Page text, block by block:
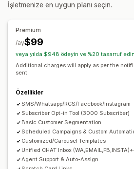
Özel segmentler Kabul etme
İş akışı otomasyonu
Sepet kurtarma
Sipariş onayları Ürün önerileri
Hoş geldiniz mesajları Geri kazanma
Kabul etme açılır pencereleri İndirim
Görüntüleme seçenekleri
Özel marka öğeleri
Tetikleyiciler Şablonlar
Çoklu dil
İşletmenize en uygun planı seçin.
Premium
$99
/ay
veya yılda $948 ödeyin ve %20 tasarruf edin
Additional charges will apply as per the
sent.
Özellikler
SMS/Whatsapp/RCS/Facebook/Instagram
Subscriber Opt-in Tool (3000 Subscriber)
Basic Customer Segmentation
Scheduled Campaigns & Custom
Customized/Carousel Templates
Unified CHAT Inbox
Agent Support & Auto-Assign